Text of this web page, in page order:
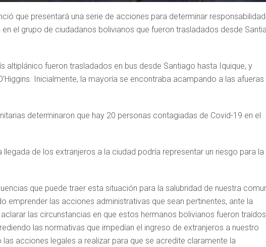
que presentará una serie de acciones para determinar
el grupo de ciudadanos bolivianos que fueron trasladados desde
altiplánico fueron trasladados en bus desde Santiago hasta Iquique, y
Inicialmente, la mayoría se encontraba acampando a las afueras
determinaron que hay 20 personas contagiadas de Covid-19 en el
de los extranjeros a la ciudad podría representar un riesgo para la
que puede traer esta situación para la salubridad de nuestra
emprender las acciones administrativas que sean pertinentes, ante la
las circunstancias en que estos hermanos bolivianos fueron
las normativas que impedían el ingreso de extranjeros a nuestro
acciones legales a realizar para que se acredite claramente la